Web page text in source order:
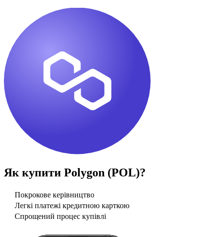
Як купити Polygon (POL)?
Покрокове керівництво
Легкі платежі кредитною карткою
Спрощений процес купівлі